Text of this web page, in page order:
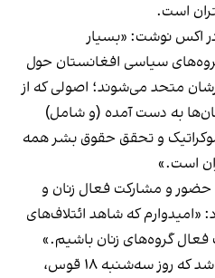
است.
اکس نوشت: «بسیار
سیاسی افغانستان حول
متحد می‌شوند؛ اصولی که از
به دست آمده (و شامل)
و تحقق حقوق بشر همه
است.»
حضور و مشارکت فعال زنان و
«امیدوارم که شاهد ائتلاف‌های
گروه‌های زنان باشیم.»
این اظهارات پس از آن منتشر شد که روز سه‌شنبه ۱۸ قوس،